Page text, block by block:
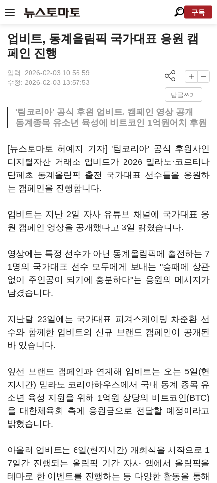
구독
업비트, 동계올림픽 국가대표 응원 캠
페인 진행
입력: 2026-02-03 10:56:59
수정: 2026-02-03 13:57:53
답글쓰기
'팀코리아' 공식 후원 업비트, 캠페인 영상 공개
동계종목 유소년 육성에 비트코인 1억원어치 후원
[뉴스토마토 허예지 기자] '팀코리아' 공식 후원사인
디지털자산 거래소 업비트가 2026 밀라노·코르티나
담페초 동계올림픽 출전 국가대표 선수들을 응원하
는 캠페인을 진행합니다.
업비트는 지난 2일 자사 유튜브 채널에 국가대표 응
원 캠페인 영상을 공개했다고 3일 밝혔습니다.
영상에는 특정 선수가 아닌 동계올림픽에 출전하는 7
1명의 국가대표 선수 모두에게 보내는 "승패에 상관
없이 주인공이 되기에 충분하다"는 응원의 메시지가
담겼습니다.
지난달 23일에는 국가대표 피겨스케이팅 차준환 선
수와 함께한 업비트의 신규 브랜드 캠페인이 공개된
바 있습니다.
앞선 브랜드 캠페인과 연계해 업비트는 오는 5일(현
지시간) 밀라노 코리아하우스에서 국내 동계 종목 유
소년 육성 지원을 위해 1억원 상당의 비트코인(BTC)
을 대한체육회 측에 응원금으로 전달할 예정이라고
밝혔습니다.
아울러 업비트는 6일(현지시간) 개회식을 시작으로 1
7일간 진행되는 올림픽 기간 자사 앱에서 올림픽을
테마로 한 이벤트를 진행하는 등 다양한 활동을 통해